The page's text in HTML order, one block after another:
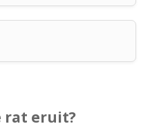
rat eruit?